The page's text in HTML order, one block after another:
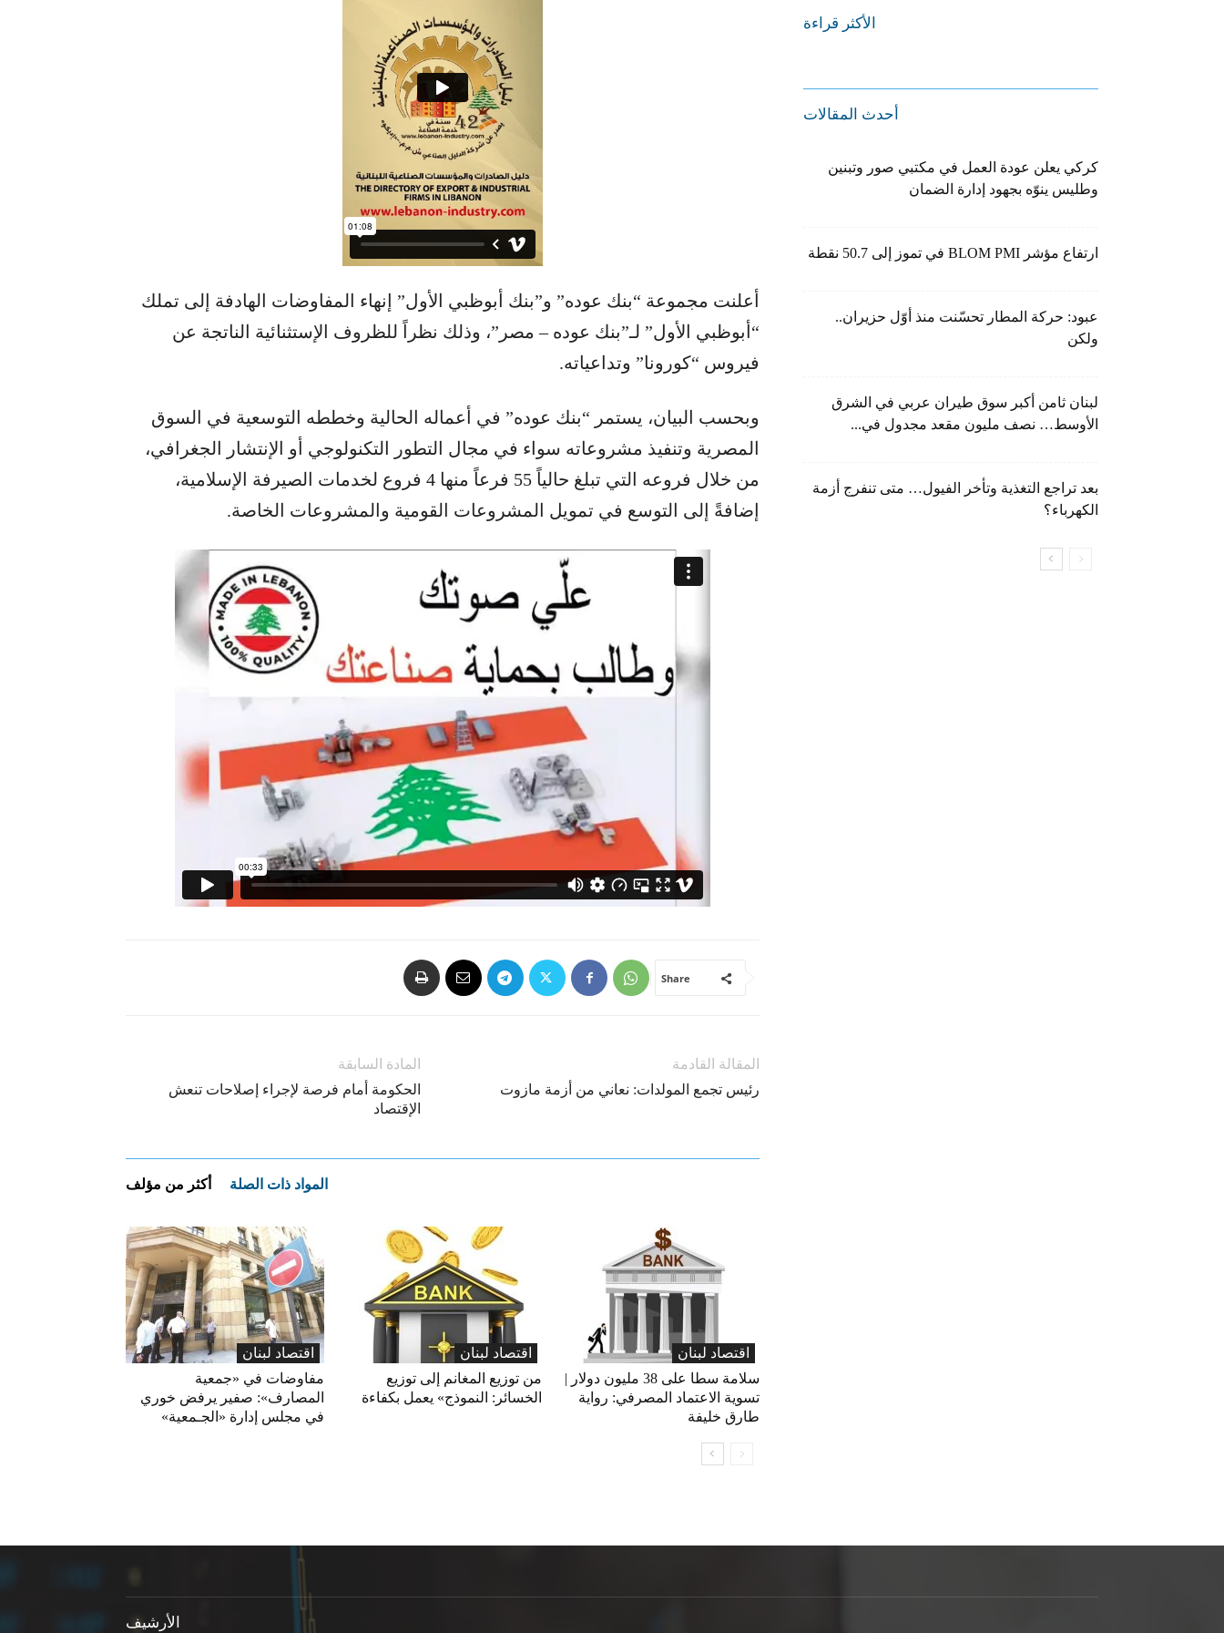
أعلنت مجموعة “​بنك عوده​” و”بنك أبوظبي الأول” إنهاء المفاوضات الهادفة إلى تملك
“أبوظبي الأول” لـ”بنك عوده – ​مصر​”، وذلك نظراً للظروف الإستثنائية الناتجة عن
فيروس “كورونا” وتداعياته.
وبحسب البيان، يستمر “بنك عوده” في أعماله الحالية وخططه التوسعية في ​السوق
المصرية​ وتنفيذ مشروعاته سواء في مجال ​التطور التكنولوجي​ أو الإنتشار الجغرافي،
من خلال فروعه التي تبلغ حالياً 55 فرعاً منها 4 فروع لخدمات الصيرفة الإسلامية،
إضافةً إلى التوسع في تمويل المشروعات القومية والمشروعات الخاصة.
Share
المادة السابقة
الحكومة أمام فرصة لإجراء إصلاحات تنعش
الإقتصاد
المقالة القادمة
رئيس تجمع المولدات: نعاني من أزمة مازوت
المواد ذات الصلة أكثر من مؤلف
اقتصاد لبنان
مفاوضات في «جمعية
المصارف»: صفير يرفض خوري
في مجلس إدارة «الجـمعية»
اقتصاد لبنان
من توزيع المغانم إلى توزيع
الخسائر: النموذج» يعمل بكفاءة
اقتصاد لبنان
سلامة سطا على 38 مليون دولار |
تسوية الاعتماد المصرفي: رواية
طارق خليفة
الأكثر قراءة
أحدث المقالات
كركي يعلن عودة العمل في مكتبي صور وتبنين
وطليس ينوّه بجهود إدارة الضمان
ارتفاع مؤشر BLOM PMI في تموز إلى 50.7 نقطة
عبود: حركة المطار تحسّنت منذ أوّل حزيران..
ولكن
لبنان ثامن أكبر سوق طيران عربي في الشرق
الأوسط… نصف مليون مقعد مجدول في...
بعد تراجع التغذية وتأخر الفيول… متى تنفرج أزمة
الكهرباء؟
الأرشيف